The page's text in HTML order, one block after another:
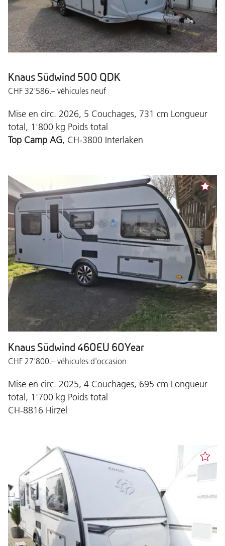
Knaus Südwind 500 QDK
CHF 32'586.– véhicules neuf
Mise en circ. 2026, 5 Couchages, 731 cm Longueur
total, 1'800 kg Poids total
Top Camp AG, CH-3800 Interlaken
Knaus Südwind 460EU 60Year
CHF 27'800.– véhicules d'occasion
Mise en circ. 2025, 4 Couchages, 695 cm Longueur
total, 1'700 kg Poids total
CH-8816 Hirzel